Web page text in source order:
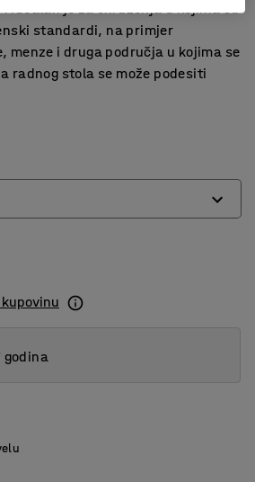
idealan je za okruženja u kojima su
standardi, na primjer
menze i druga područja u kojima se
radnog stola se može podesiti
godina